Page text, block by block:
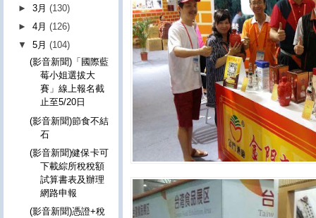
►3月(130)
►4月(126)
▼5月(104)
(影音新聞)「國際藍
莓小姐選拔大
賽」線上報名截
止至5/20日
(影音新聞)節食不結
石
(影音新聞)健保卡可
下載綜所稅稅額
試算書表及辦理
網路申報
(影音新聞)憑證+稅